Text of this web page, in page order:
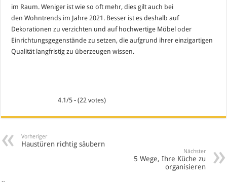
im Raum. Weniger ist wie so oft mehr, dies gilt auch bei
den Wohntrends im Jahre 2021. Besser ist es deshalb auf
Dekorationen zu verzichten und auf hochwertige Möbel oder
Einrichtungsgegenstände zu setzen, die aufgrund ihrer einzigartigen
Qualität langfristig zu überzeugen wissen.
4.1/5 - (22 votes)
Vorheriger
Haustüren richtig säubern
Nächster
5 Wege, Ihre Küche zu
organisieren